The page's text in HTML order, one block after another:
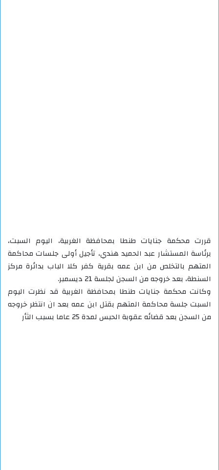
قررت محكمة جنايات طنطا بمحافظة الغربية، اليوم السبت،
برئاسة المستشار عبد الحميد هندي، تأجيل أولى جلسات محاكمة
المتهم بالتخلص من ابن عمه بقرية كفر كلا الباب بدائرة مركز
السنطة، بعد خروجه من السجن لجلسة 21 ديسمبر.
وكانت محكمة جنايات طنطا بمحافظة الغربية قد نظرت اليوم
السبت جلسة محاكمة المتهم بقتل ابن عمه بعد ان انتظر خروجه
من السجن بعد قضائه عقوبة الحبس لمدة 25 عاما بسبب الثأر